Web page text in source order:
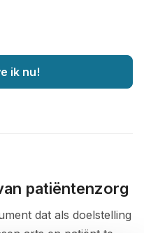
ik nu!
patiëntenzorg
dat als doelstelling